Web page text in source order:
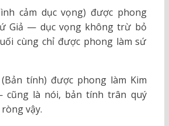
cảm dục vọng) được phong
Giả — dục vọng không trừ bỏ
cùng chỉ được phong làm sứ
tính) được phong làm Kim
cũng là nói, bản tính trân quý
vậy.